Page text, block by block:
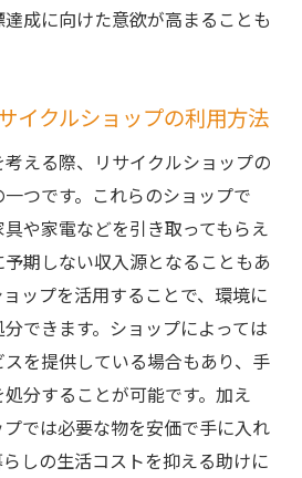
成に向けた意欲が高まることも
イクルショップの利用方法
える際、リサイクルショップの
つです。これらのショップで
や家電などを引き取ってもらえ
期しない収入源となることもあ
ップを活用することで、環境に
できます。ショップによっては
を提供している場合もあり、手
分することが可能です。加え
では必要な物を安価で手に入れ
しの生活コストを抑える助けに